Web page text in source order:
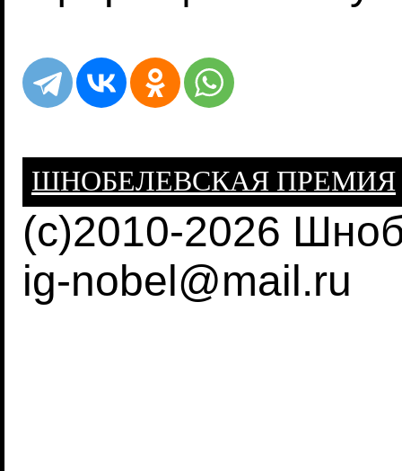
ШНОБЕЛЕВСКАЯ ПРЕМИЯ
(c)2010-2026
ig-nobel@mail.ru